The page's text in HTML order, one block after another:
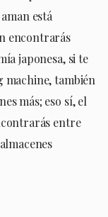
está
encontrarás
japonesa, si te
machine, también
más; eso sí, el
entre